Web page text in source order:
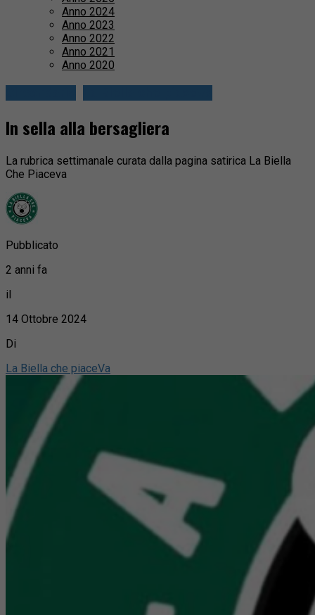
Anno 2024
Anno 2023
Anno 2022
Anno 2021
Anno 2020
In sella alla bersagliera
La rubrica settimanale curata dalla pagina satirica La Biella
Che Piaceva
Pubblicato
2 anni fa
il
14 Ottobre 2024
Di
La Biella che piaceVa